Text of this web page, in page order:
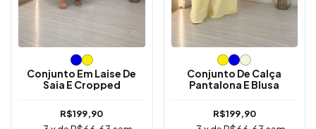
Conjunto Em Laise De
Saia E Cropped
R$199,90
Conjunto De Calça
Pantalona E Blusa
R$199,90